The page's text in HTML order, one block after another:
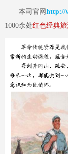
本司官网 http://
1000余处红色经典